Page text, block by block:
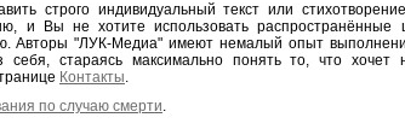
строго индивидуальный текст или
и Вы не хотите использовать распространённые
Авторы "ЛУК-Медиа" имеют немалый опыт
себя, стараясь максимально понять то, что
Контакты.
по случаю смерти.